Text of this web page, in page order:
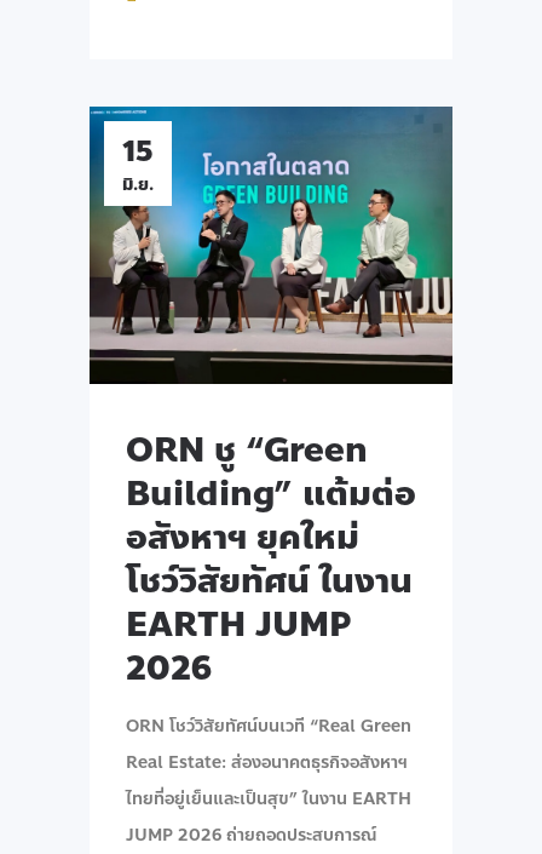
15
มิ.ย.
ORN ชู “Green
Building” แต้มต่อ
อสังหาฯ ยุคใหม่
โชว์วิสัยทัศน์ ในงาน
EARTH JUMP
2026
ORN โชว์วิสัยทัศน์บนเวที “Real Green
Real Estate: ส่องอนาคตธุรกิจอสังหาฯ
ไทยที่อยู่เย็นและเป็นสุข” ในงาน EARTH
JUMP 2026 ถ่ายถอดประสบการณ์